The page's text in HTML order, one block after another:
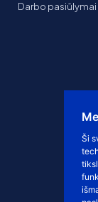
Ši
Darbo pasiūlymai